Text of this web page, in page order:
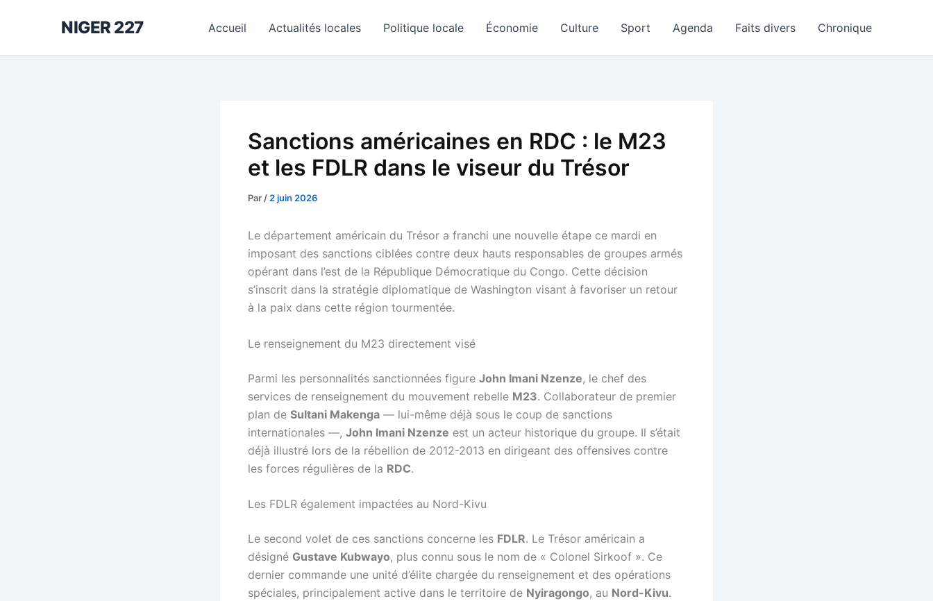
NIGER 227 Accueil Actualités locales Politique locale Économie Culture Sport Agenda Faits divers Chronique
Sanctions américaines en RDC : le M23
et les FDLR dans le viseur du Trésor
Par / 2 juin 2026
Le département américain du Trésor a franchi une nouvelle étape ce mardi en
imposant des sanctions ciblées contre deux hauts responsables de groupes armés
opérant dans l’est de la République Démocratique du Congo. Cette décision
s’inscrit dans la stratégie diplomatique de Washington visant à favoriser un retour
à la paix dans cette région tourmentée.
Le renseignement du M23 directement visé
Parmi les personnalités sanctionnées figure John Imani Nzenze, le chef des
services de renseignement du mouvement rebelle M23. Collaborateur de premier
plan de Sultani Makenga — lui-même déjà sous le coup de sanctions
internationales —, John Imani Nzenze est un acteur historique du groupe. Il s’était
déjà illustré lors de la rébellion de 2012-2013 en dirigeant des offensives contre
les forces régulières de la RDC.
Les FDLR également impactées au Nord-Kivu
Le second volet de ces sanctions concerne les FDLR. Le Trésor américain a
désigné Gustave Kubwayo, plus connu sous le nom de « Colonel Sirkoof ». Ce
dernier commande une unité d’élite chargée du renseignement et des opérations
spéciales, principalement active dans le territoire de Nyiragongo, au Nord-Kivu.